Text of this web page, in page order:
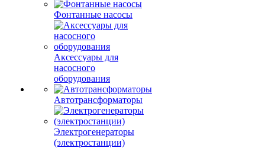
Фонтанные насосы
Аксессуары для
насосного
оборудования
Автотрансформаторы
Электрогенераторы
(электростанции)